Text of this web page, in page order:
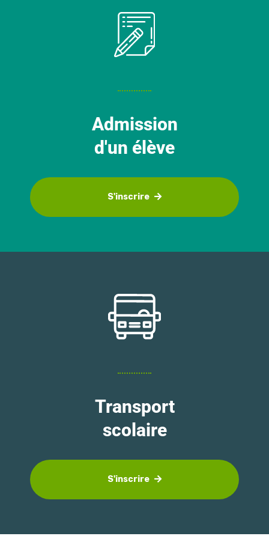
Admission
d'un élève
S'inscrire
Transport
scolaire
S'inscrire